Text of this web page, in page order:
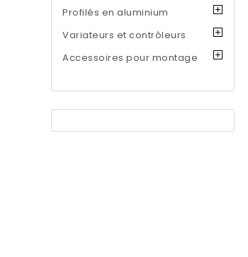
Profilés en aluminium
Variateurs et contrôleurs
Accessoires pour montage